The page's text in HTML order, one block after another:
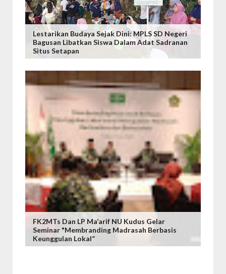
Lestarikan Budaya Sejak Dini: MPLS SD Negeri
Bagusan Libatkan Siswa Dalam Adat Sadranan
Situs Setapan
FK2MTs Dan LP Ma’arif NU Kudus Gelar
Seminar "Membranding Madrasah Berbasis
Keunggulan Lokal”